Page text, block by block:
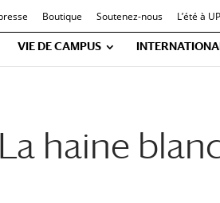
Boutique Soutenez-nous L’été à
VIE DE CAMPUS
haine